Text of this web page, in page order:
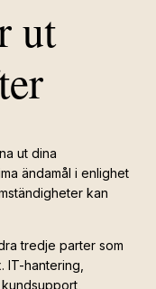
ut
ut dina
ändamål i enlighet
kan
tredje parter som
IT-hantering,